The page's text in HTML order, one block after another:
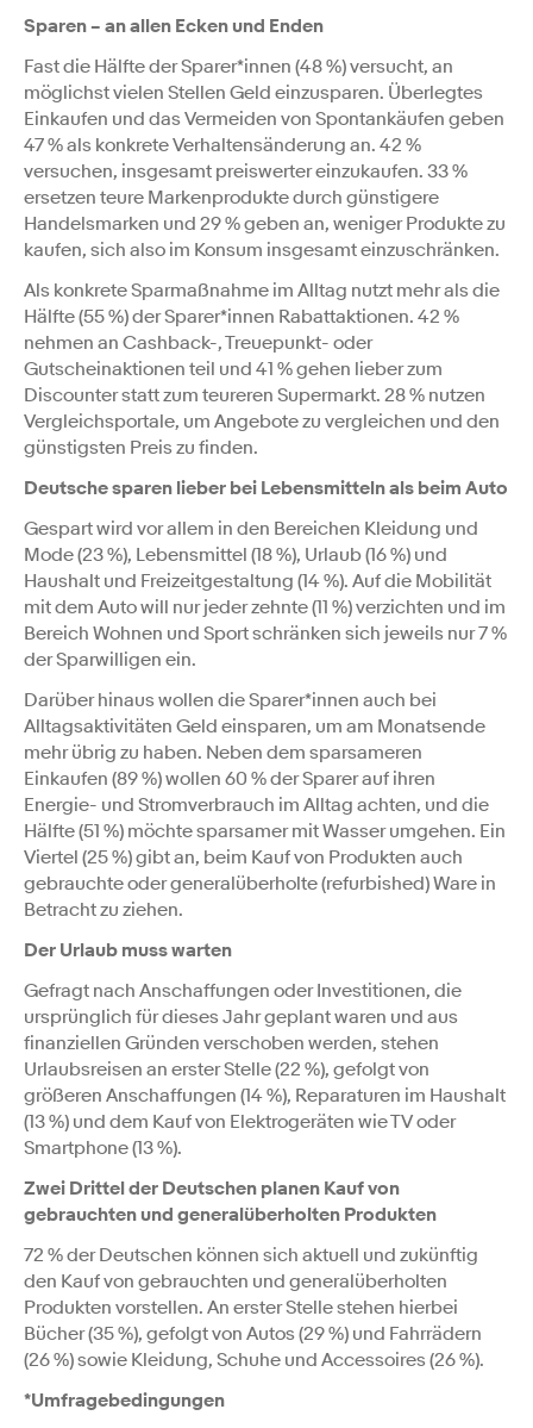
Sparen – an allen Ecken und Enden
Fast die Hälfte der Sparer*innen (48 %) versucht, an
möglichst vielen Stellen Geld einzusparen. Überlegtes
Einkaufen und das Vermeiden von Spontankäufen geben
47 % als konkrete Verhaltensänderung an. 42 %
versuchen, insgesamt preiswerter einzukaufen. 33 %
ersetzen teure Markenprodukte durch günstigere
Handelsmarken und 29 % geben an, weniger Produkte zu
kaufen, sich also im Konsum insgesamt einzuschränken.
Als konkrete Sparmaßnahme im Alltag nutzt mehr als die
Hälfte (55 %) der Sparer*innen Rabattaktionen. 42 %
nehmen an Cashback-, Treuepunkt- oder
Gutscheinaktionen teil und 41 % gehen lieber zum
Discounter statt zum teureren Supermarkt. 28 % nutzen
Vergleichsportale, um Angebote zu vergleichen und den
günstigsten Preis zu finden.
Deutsche sparen lieber bei Lebensmitteln als beim Auto
Gespart wird vor allem in den Bereichen Kleidung und
Mode (23 %), Lebensmittel (18 %), Urlaub (16 %) und
Haushalt und Freizeitgestaltung (14 %). Auf die Mobilität
mit dem Auto will nur jeder zehnte (11 %) verzichten und im
Bereich Wohnen und Sport schränken sich jeweils nur 7 %
der Sparwilligen ein.
Darüber hinaus wollen die Sparer*innen auch bei
Alltagsaktivitäten Geld einsparen, um am Monatsende
mehr übrig zu haben. Neben dem sparsameren
Einkaufen (89 %) wollen 60 % der Sparer auf ihren
Energie- und Stromverbrauch im Alltag achten, und die
Hälfte (51 %) möchte sparsamer mit Wasser umgehen. Ein
Viertel (25 %) gibt an, beim Kauf von Produkten auch
gebrauchte oder generalüberholte (refurbished) Ware in
Betracht zu ziehen.
Der Urlaub muss warten
Gefragt nach Anschaffungen oder Investitionen, die
ursprünglich für dieses Jahr geplant waren und aus
finanziellen Gründen verschoben werden, stehen
Urlaubsreisen an erster Stelle (22 %), gefolgt von
größeren Anschaffungen (14 %), Reparaturen im Haushalt
(13 %) und dem Kauf von Elektrogeräten wie TV oder
Smartphone (13 %).
Zwei Drittel der Deutschen planen Kauf von
gebrauchten und generalüberholten Produkten
72 % der Deutschen können sich aktuell und zukünftig
den Kauf von gebrauchten und generalüberholten
Produkten vorstellen. An erster Stelle stehen hierbei
Bücher (35 %), gefolgt von Autos (29 %) und Fahrrädern
(26 %) sowie Kleidung, Schuhe und Accessoires (26 %).
*Umfragebedingungen